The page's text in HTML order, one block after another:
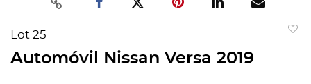
Lot 25
Automóvil Nissan Versa 2019